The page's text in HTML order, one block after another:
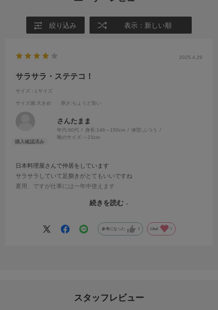
絞り込み 表示：新しい順
2025.4.29
サラサラ・ステテコ！
サイズ：Lサイズ
サイズ感:大きめ 厚さ :ちょうど良い
さんたまま
年代:60代 身長:146～150cm 体型:ふつう
靴のサイズ: ～23cm
日本料理屋さんで仲居をしています
サラサラしていて足捌きがとてもいいですね
夏用、ですが仕事には一年中使えます
に迅速に、丁寧にお返事いただきました
続きを読む
参考になった 3 Like! 3
スタッフレビュー